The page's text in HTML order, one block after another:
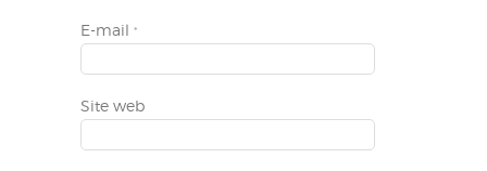
E-mail *
Site web